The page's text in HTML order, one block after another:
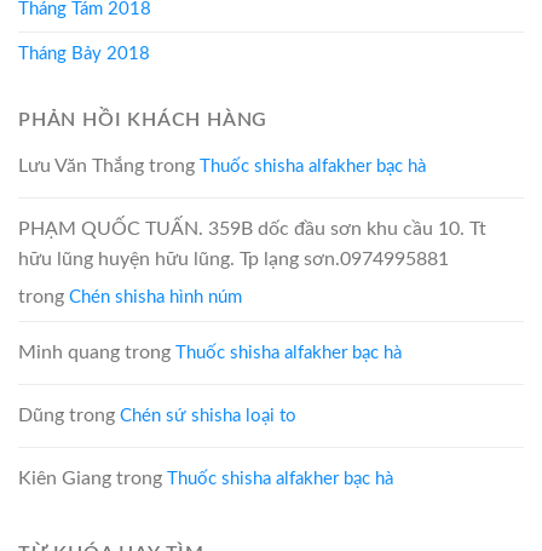
Tháng Tám 2018
Tháng Bảy 2018
PHẢN HỒI KHÁCH HÀNG
Lưu Văn Thắng trong Thuốc shisha alfakher bạc hà
PHẠM QUỐC TUẤN. 359B dốc đầu sơn khu cầu 10. Tt
hữu lũng huyện hữu lũng. Tp lạng sơn.0974995881
trong Chén shisha hình núm
Minh quang trong Thuốc shisha alfakher bạc hà
Dũng trong Chén sứ shisha loại to
Kiên Giang trong Thuốc shisha alfakher bạc hà